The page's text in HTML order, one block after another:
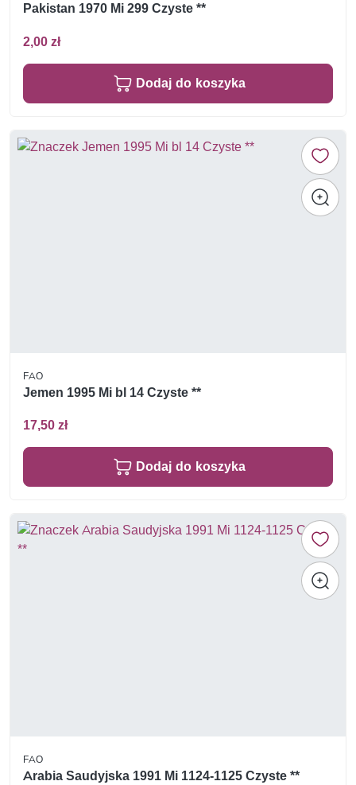
Pakistan 1970 Mi 299 Czyste **
2,00 zł
Dodaj do koszyka
FAO
Jemen 1995 Mi bl 14 Czyste **
17,50 zł
Dodaj do koszyka
FAO
Arabia Saudyjska 1991 Mi 1124-1125 Czyste **